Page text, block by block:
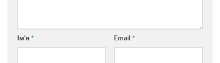
Ім'я* Email *